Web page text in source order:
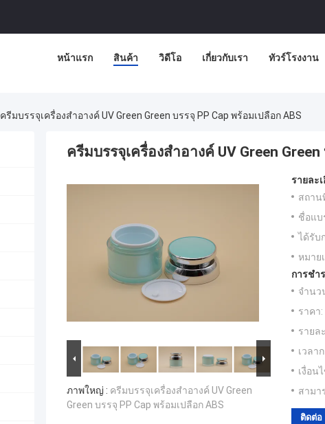
หน้าแรก สินค้า วิดีโอ เกี่ยวกับเรา ทัวร์โรงงาน
ครีมบรรจุเครื่องสำอางค์ UV Green Green บรรจุ PP Cap พร้อมเปลือก ABS
ครีมบรรจุเครื่องสำอางค์ UV Green
ภาพใหญ่ : ครีมบรรจุเครื่องสำอางค์ UV Green
Green บรรจุ PP Cap พร้อมเปลือก ABS
รายละ
สถาน
ชื่อแบ
ได้รับ
หมาย
การชำ
จำนว
ราคา:
รายล
เวลา
เงื่อน
สามา
ติดต่อ